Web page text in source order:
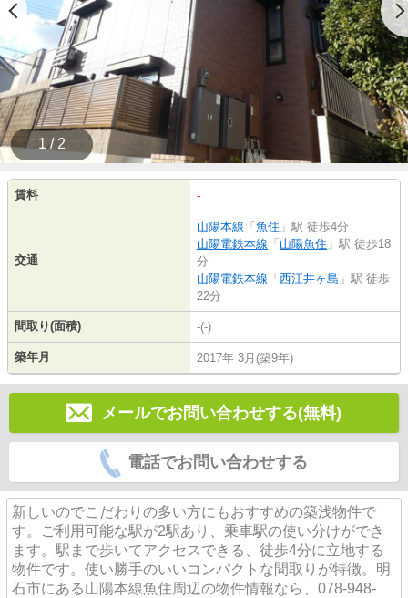
1 / 2
賃料 -
交通
山陽本線 「 魚住 」駅 徒歩4分
山陽電鉄本線 「 山陽魚住 」駅 徒歩18
分
山陽電鉄本線 「 西江井ヶ島 」駅 徒歩
22分
間取り(面積) -(-)
築年月 2017年 3月(築9年)
メールでお問い合わせする(無料)
電話でお問い合わせする
新しいのでこだわりの多い方にもおすすめの築浅物件で
す。ご利用可能な駅が2駅あり、乗車駅の使い分けができ
ます。駅まで歩いてアクセスできる、徒歩4分に立地する
物件です。使い勝手のいいコンパクトな間取りが特徴。明
石市にある山陽本線魚住周辺の物件情報なら、078-948-